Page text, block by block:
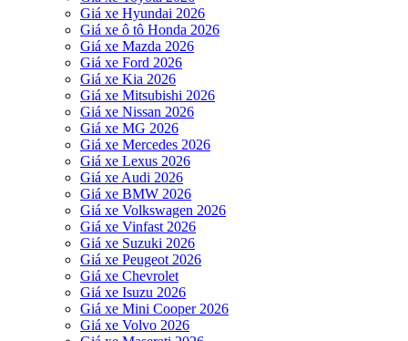
Giá xe Hyundai 2026
Giá xe ô tô Honda 2026
Giá xe Mazda 2026
Giá xe Ford 2026
Giá xe Kia 2026
Giá xe Mitsubishi 2026
Giá xe Nissan 2026
Giá xe MG 2026
Giá xe Mercedes 2026
Giá xe Lexus 2026
Giá xe Audi 2026
Giá xe BMW 2026
Giá xe Volkswagen 2026
Giá xe Vinfast 2026
Giá xe Suzuki 2026
Giá xe Peugeot 2026
Giá xe Chevrolet
Giá xe Isuzu 2026
Giá xe Mini Cooper 2026
Giá xe Volvo 2026